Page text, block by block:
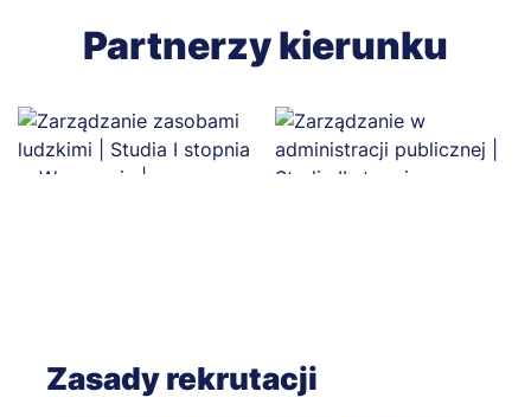
Partnerzy kierunku
Zasady rekrutacji